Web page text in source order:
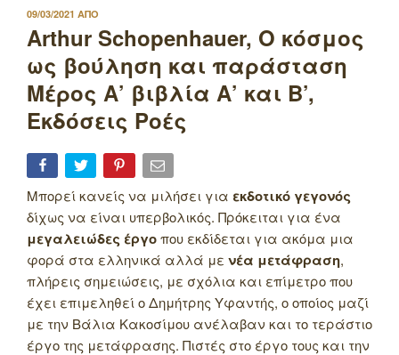
ΔΗΜΟΣΙΕΥΤΗΚΕ
ΣΤΙΣ
09/03/2021 ΑΠΟ
Arthur Schopenhauer, Ο κόσμος
ως βούληση και παράσταση
Μέρος Α’ βιβλία Α’ και Β’,
Εκδόσεις Ροές
Μπορεί κανείς να μιλήσει για εκδοτικό γεγονός
δίχως να είναι υπερβολικός. Πρόκειται για ένα
μεγαλειώδες έργοπου εκδίδεται για ακόμα μια
φορά στα ελληνικά αλλά με νέα μετάφραση,
πλήρεις σημειώσεις, με σχόλια και επίμετρο που
έχει επιμεληθεί ο Δημήτρης Υφαντής, ο οποίος μαζί
με την Βάλια Κακοσίμου ανέλαβαν και το τεράστιο
έργο της μετάφρασης. Πιστές στο έργο τους και την